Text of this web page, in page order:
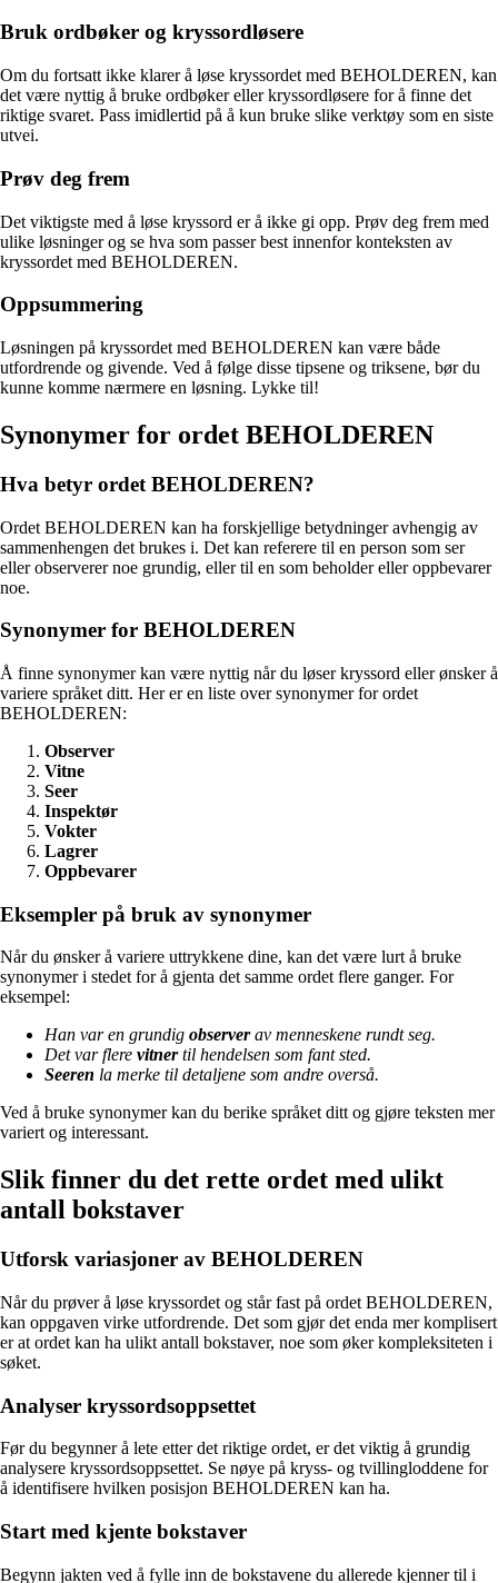
Bruk ordbøker og kryssordløsere
Om du fortsatt ikke klarer å løse kryssordet med BEHOLDEREN, kan
det være nyttig å bruke ordbøker eller kryssordløsere for å finne det
riktige svaret. Pass imidlertid på å kun bruke slike verktøy som en siste
utvei.
Prøv deg frem
Det viktigste med å løse kryssord er å ikke gi opp. Prøv deg frem med
ulike løsninger og se hva som passer best innenfor konteksten av
kryssordet med BEHOLDEREN.
Oppsummering
Løsningen på kryssordet med BEHOLDEREN kan være både
utfordrende og givende. Ved å følge disse tipsene og triksene, bør du
kunne komme nærmere en løsning. Lykke til!
Synonymer for ordet BEHOLDEREN
Hva betyr ordet BEHOLDEREN?
Ordet BEHOLDEREN kan ha forskjellige betydninger avhengig av
sammenhengen det brukes i. Det kan referere til en person som ser
eller observerer noe grundig, eller til en som beholder eller oppbevarer
noe.
Synonymer for BEHOLDEREN
Å finne synonymer kan være nyttig når du løser kryssord eller ønsker å
variere språket ditt. Her er en liste over synonymer for ordet
BEHOLDEREN:
Observer
Vitne
Seer
Inspektør
Vokter
Lagrer
Oppbevarer
Eksempler på bruk av synonymer
Når du ønsker å variere uttrykkene dine, kan det være lurt å bruke
synonymer i stedet for å gjenta det samme ordet flere ganger. For
eksempel:
Han var en grundig observerav menneskene rundt seg.
Det var flere vitnertil hendelsen som fant sted.
Seeren la merke til detaljene som andre overså.
Ved å bruke synonymer kan du berike språket ditt og gjøre teksten mer
variert og interessant.
Slik finner du det rette ordet med ulikt
antall bokstaver
Utforsk variasjoner av BEHOLDEREN
Når du prøver å løse kryssordet og står fast på ordet BEHOLDEREN,
kan oppgaven virke utfordrende. Det som gjør det enda mer komplisert
er at ordet kan ha ulikt antall bokstaver, noe som øker kompleksiteten i
søket.
Analyser kryssordsoppsettet
Før du begynner å lete etter det riktige ordet, er det viktig å grundig
analysere kryssordsoppsettet. Se nøye på kryss- og tvillingloddene for
å identifisere hvilken posisjon BEHOLDEREN kan ha.
Start med kjente bokstaver
Begynn jakten ved å fylle inn de bokstavene du allerede kjenner til i